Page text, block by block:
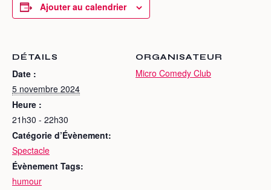
Ajouter au calendrier
DÉTAILS
Date :
5 novembre 2024
Heure :
21h30 - 22h30
Catégorie d’Évènement:
Spectacle
Évènement Tags:
humour
ORGANISATEUR
Micro Comedy Club